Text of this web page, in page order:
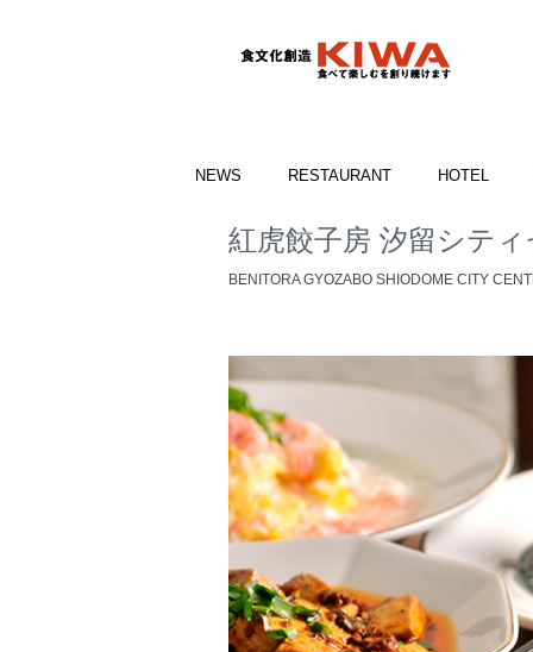
NEWS RESTAURANT HOTEL
紅虎餃子房 汐留シテ
BENITORA GYOZABO SHIODOME CITY